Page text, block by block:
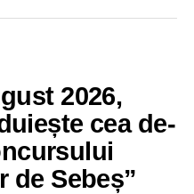
2026,
cea de-
de Sebeș”